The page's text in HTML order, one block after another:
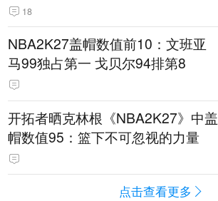
18
NBA2K27盖帽数值前10：文班亚
马99独占第一 戈贝尔94排第8
开拓者晒克林根《NBA2K27》中盖
帽数值95：篮下不可忽视的力量
点击查看更多